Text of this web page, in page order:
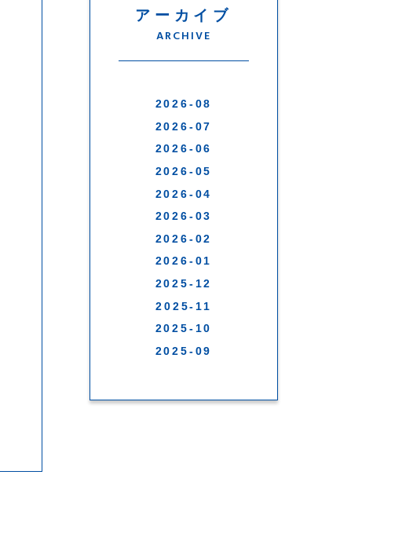
アーカイブ
ARCHIVE
2026-08
2026-07
2026-06
2026-05
2026-04
2026-03
2026-02
2026-01
2025-12
2025-11
2025-10
2025-09